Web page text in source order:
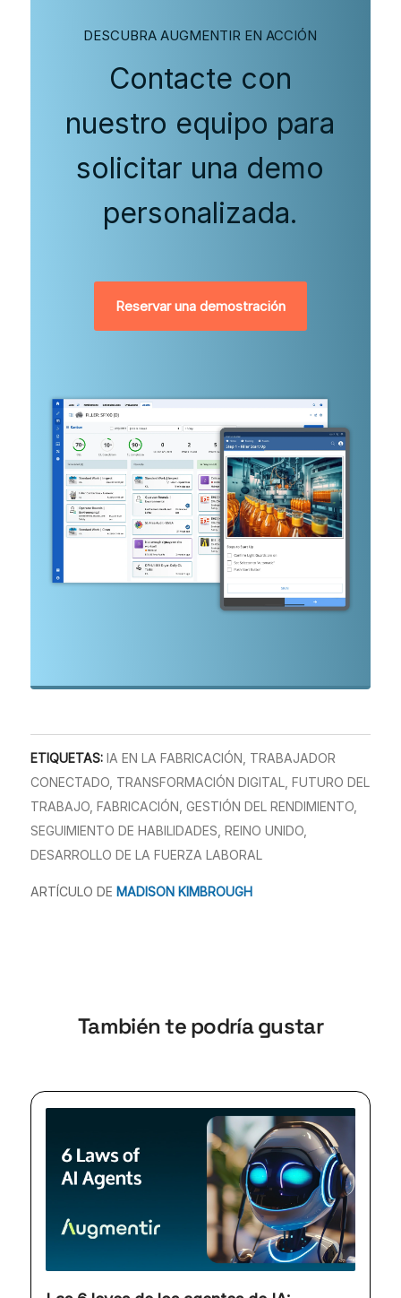
DESCUBRA AUGMENTIR EN ACCIÓN
Contacte con
nuestro equipo para
solicitar una demo
personalizada.
Reservar una demostración
ETIQUETAS: IA EN LA FABRICACIÓN TRABAJADOR
CONECTADO, TRANSFORMACIÓN DIGITAL FUTURO DEL
TRABAJO, FABRICACIÓN GESTIÓN DEL RENDIMIENTO,
SEGUIMIENTO DE HABILIDADES REINO UNIDO,
DESARROLLO DE LA FUERZA LABORAL
ARTÍCULO DE MADISON KIMBROUGH
También te podría gustar